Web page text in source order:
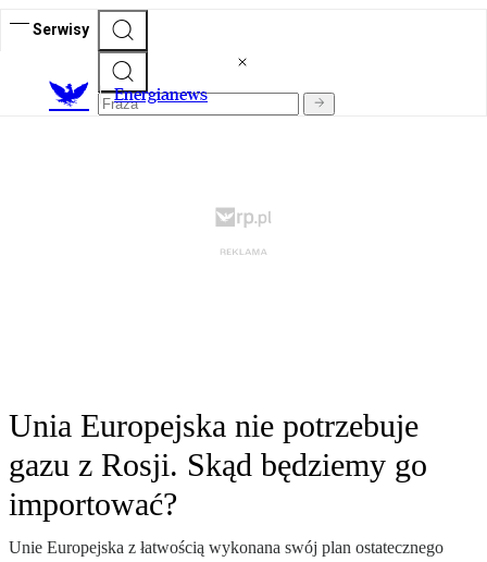
Serwisy
Energianews
Unia Europejska nie potrzebuje
gazu z Rosji. Skąd będziemy go
importować?
Unie Europejska z łatwością wykonana swój plan ostatecznego